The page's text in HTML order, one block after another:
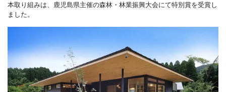
本取り組みは、鹿児島県主催の森林・林業振興大会にて特別賞を受賞し
ました。